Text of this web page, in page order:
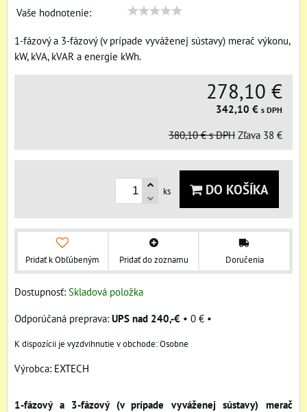
Vaše hodnotenie:
1-fázový a 3-fázový (v prípade vyváženej sústavy) merač výkonu,
kW, kVA, kVAR a energie kWh.
278,10 €
342,10 € s DPH
380,10 € s DPH Zľava 38 €
ks DO KOŠÍKA
Pridať k Obľúbeným Pridať do zoznamu Doručenia
Dostupnosť: Skladová položka
UPS nad 240,-€ • 0 € •
Osobne
Výrobca: EXTECH
1-fázový a 3-fázový (v prípade vyváženej sústavy) merač